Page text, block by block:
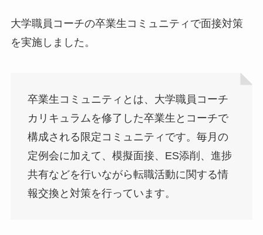
大学職員コーチの卒業生コミュニティで面接対策
を実施しました。
卒業生コミュニティとは、大学職員コーチ
カリキュラムを修了した卒業生とコーチで
構成される限定コミュニティです。毎月の
定例会に加えて、模擬面接、ES添削、進捗
共有などを行いながら転職活動に関する情
報交換と対策を行っています。